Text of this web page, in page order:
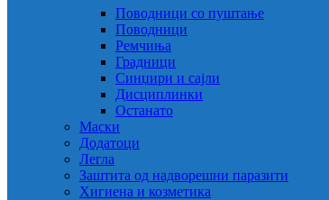
Поводници со пуштање
Поводници
Ремчиња
Градници
Синџири и сајли
Дисциплинки
Останато
Маски
Додатоци
Легла
Заштита од надворешни паразити
Хигиена и козметика